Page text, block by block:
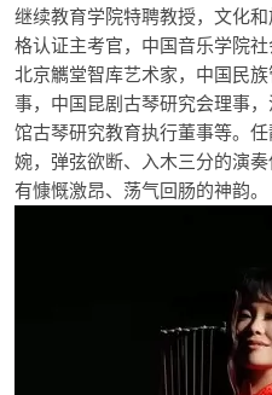
继续教育学院特聘教授，文化
格认证主考官，中国音乐学院
北京觽堂智库艺术家，中国民
事，中国昆剧古琴研究会理事
馆古琴研究教育执行董事等。
婉，弹弦欲断、入木三分的演
有慷慨激昂、荡气回肠的神韵。